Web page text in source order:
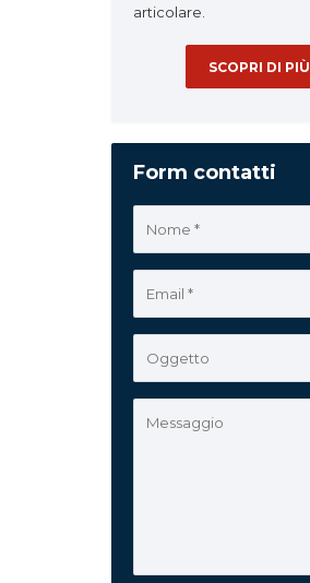
articolare.
SCOPRI DI PIÙ
Form contatti